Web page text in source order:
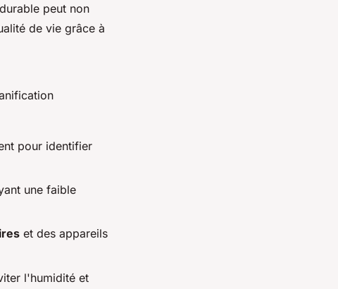
peut non
de vie grâce à
pour identifier
une faible
et des appareils
l'humidité et